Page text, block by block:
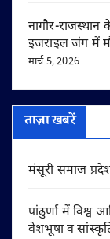
नागौर-राजस्थान
इजराइल जंग में
मार्च 5, 2026
ताज़ा खबरें
मंसूरी समाज
पांढुर्णा में विश्व
वेशभूषा व